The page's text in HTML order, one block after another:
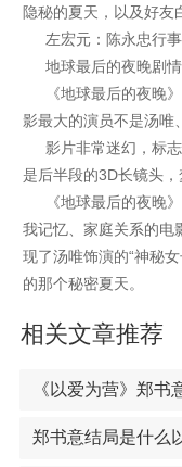
隐秘的夏天，以及好友
左宏元：陈永忠行
地球最后的夜晚剧情
《地球最后的夜晚
影最大的演员不是汤唯
影片非常迷幻，标
是后半段的3D长镜头，
《地球最后的夜晚
我记忆、家庭关系的电
现了汤唯饰演的“神秘
的那个秘密夏天。
相关文章推荐